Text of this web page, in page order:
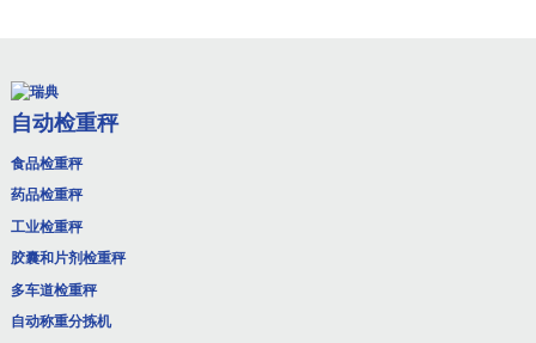
自动检重秤
食品检重秤
药品检重秤
工业检重秤
胶囊和片剂检重秤
多车道检重秤
自动称重分拣机